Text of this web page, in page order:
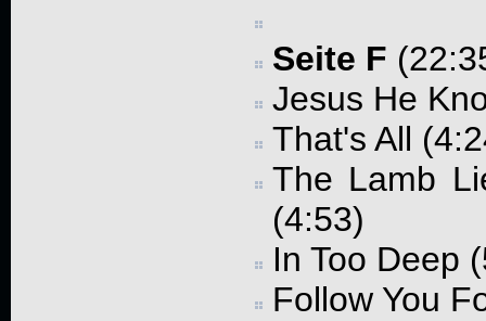
Seite F
Jesus He
That's All
The Lamb
(4:53)
In Too Deep
Follow You